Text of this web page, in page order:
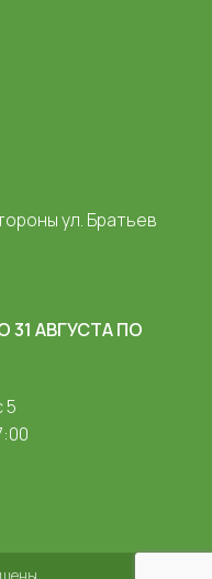
ул. Братьев
31 АВГУСТА ПО
5